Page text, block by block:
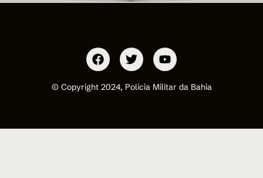
© Copyright 2024, Polícia Militar da Bahia